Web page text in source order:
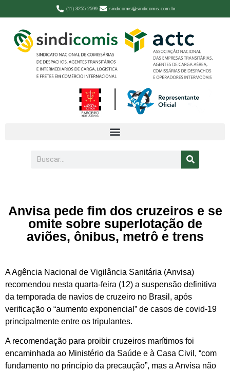
(11) 3255-2599 sindicomis@sindicomis.com.br
Anvisa pede fim dos cruzeiros e se
omite sobre superlotação de
aviões, ônibus, metrô e trens
A Agência Nacional de Vigilância Sanitária (Anvisa)
recomendou nesta quarta-feira (12) a suspensão definitiva
da temporada de navios de cruzeiro no Brasil, após
verificação o “aumento exponencial” de casos de covid-19
principalmente entre os tripulantes.
A recomendação para proibir cruzeiros marítimos foi
encaminhada ao Ministério da Saúde e à Casa Civil, “com
fundamento no princípio da precaução”, mas a Anvisa não